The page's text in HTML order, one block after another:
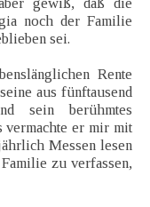
gewiß, daß die
noch der Familie
sei.
Rente
aus fünftausend
sein berühmtes
vermachte er mir mit
Messen lesen
zu verfassen,